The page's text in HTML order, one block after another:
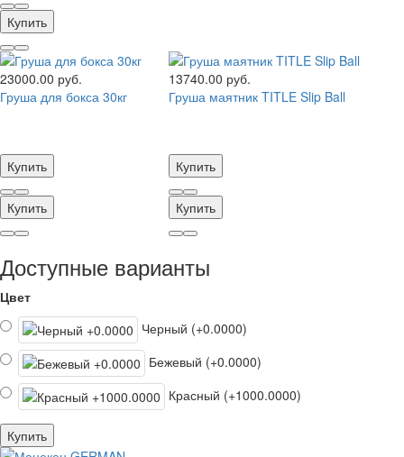
Купить
23000.00 руб.
Груша для бокса 30кг
Купить
Купить
13740.00 руб.
Груша маятник TITLE Slip Ball
Купить
Купить
Доступные варианты
Цвет
Черный (+0.0000)
Бежевый (+0.0000)
Красный (+1000.0000)
Купить